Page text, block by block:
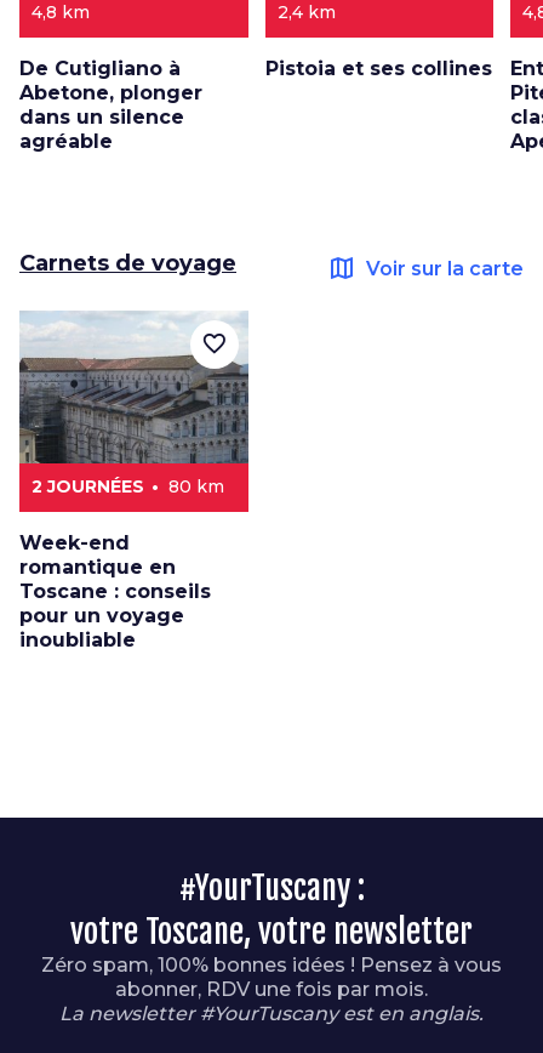
4,8 km
De Cutigliano à
Abetone, plonger
dans un silence
agréable
2,4 km
Pistoia et ses collines
Carnets de voyage map Voir sur la carte
2 JOURNÉES 80 km
Week-end
romantique en
Toscane : conseils
pour un voyage
inoubliable
favorite_border
#YourTuscany :
votre Toscane, votre newsletter
Zéro spam, 100% bonnes idées ! Pensez à vous
abonner, RDV une fois par mois.
La newsletter #YourTuscany est en anglais.